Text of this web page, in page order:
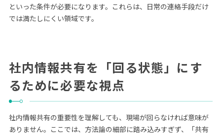
といった条件が必要になります。これらは、日常の連絡手段だけ
では満たしにくい領域です。
社内情報共有を「回る状態」にす
るために必要な視点
社内情報共有の重要性を理解しても、現場が回らなければ意味が
ありません。ここでは、方法論の細部に踏み込みすぎず、「共有